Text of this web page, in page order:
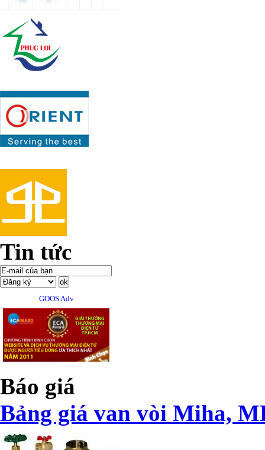
Tin tức
GOOS Adv
Báo giá
Bảng giá van vòi Miha,